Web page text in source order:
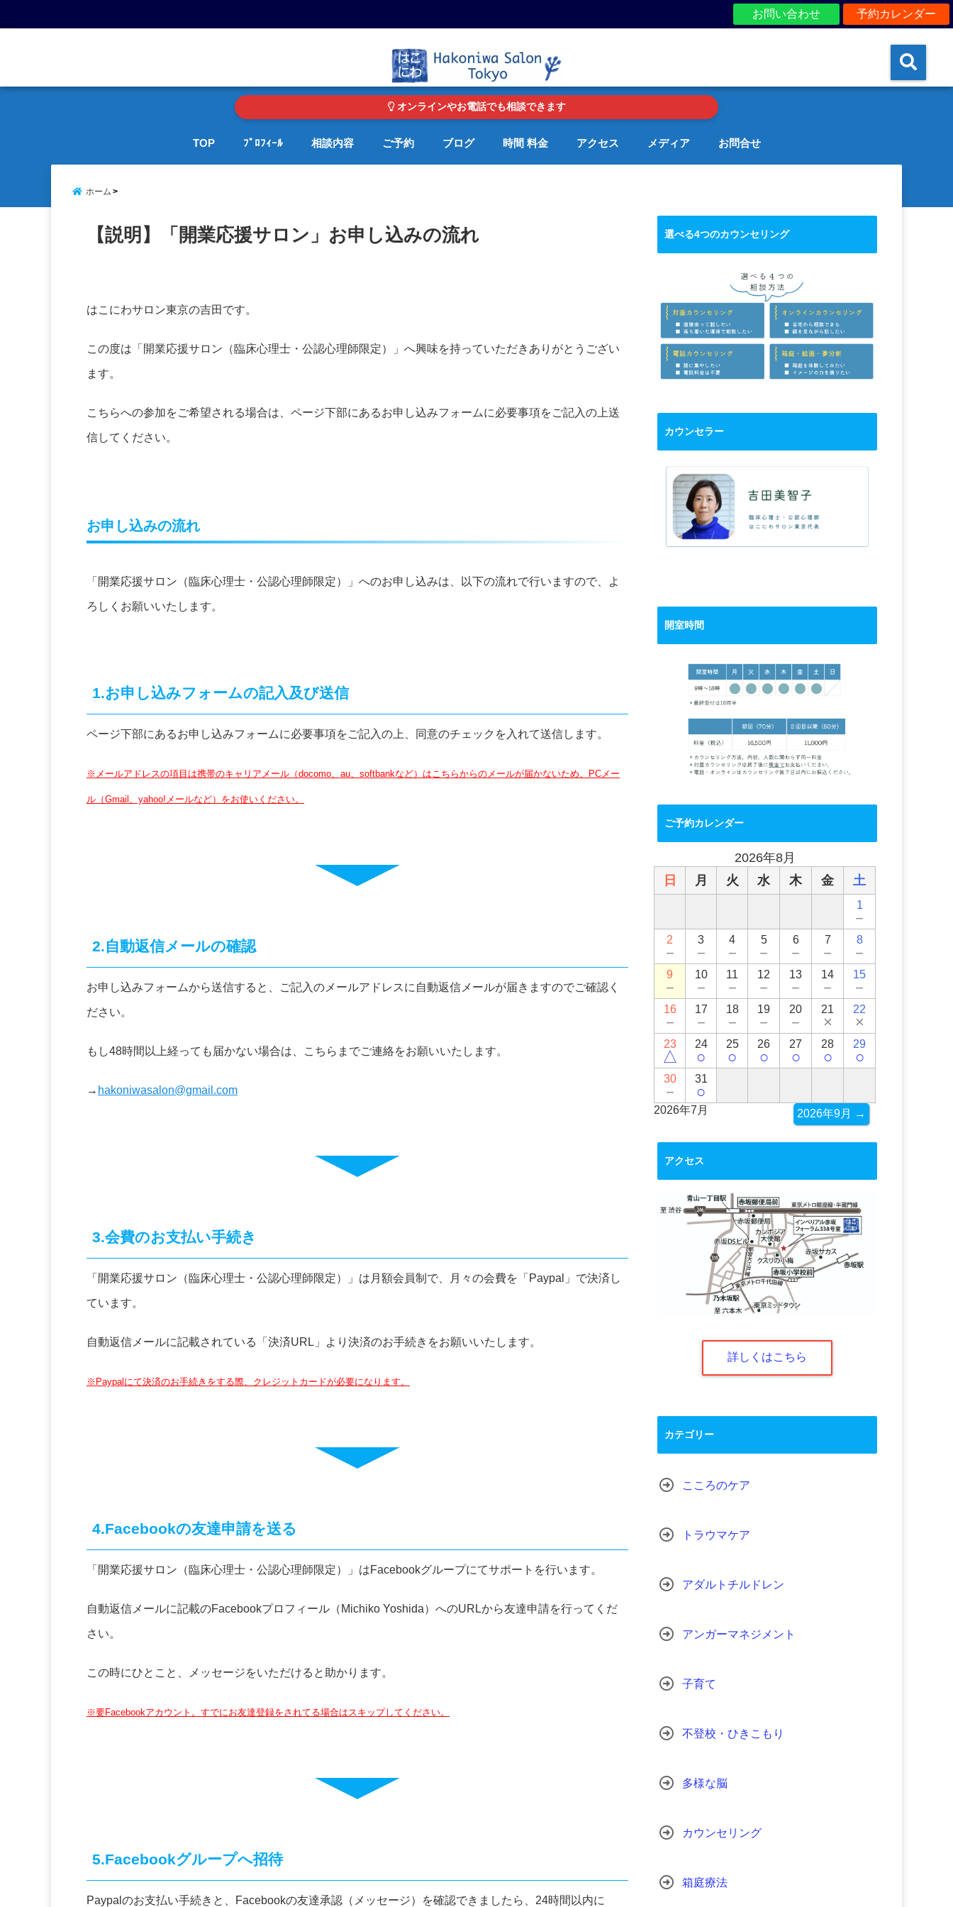
予約カレンダー
お問い合わせ
オンラインやお電話でも相談できます
TOP ﾌﾟﾛﾌｨｰﾙ 相談内容 ご予約 ブログ 時間 料金 アクセス メディア お問合せ
ホーム
【説明】「開業応援サロン」お申し込みの流れ
はこにわサロン東京の吉田です。
この度は「開業応援サロン（臨床心理士・公認心理師限定）」へ興味を持っていただきありがとうござい
ます。
こちらへの参加をご希望される場合は、ページ下部にあるお申し込みフォームに必要事項をご記入の上送
信してください。
お申し込みの流れ
「開業応援サロン（臨床心理士・公認心理師限定）」へのお申し込みは、以下の流れで行いますので、よ
ろしくお願いいたします。
1.お申し込みフォームの記入及び送信
ページ下部にあるお申し込みフォームに必要事項をご記入の上、同意のチェックを入れて送信します。
※メールアドレスの項目は携帯のキャリアメール（docomo、au、softbankなど）はこちらからのメールが届かないため、PCメー
ル（Gmail、yahoo!メールなど）をお使いください。
2.自動返信メールの確認
お申し込みフォームから送信すると、ご記入のメールアドレスに自動返信メールが届きますのでご確認く
ださい。
もし48時間以上経っても届かない場合は、こちらまでご連絡をお願いいたします。
→ hakoniwasalon@gmail.com
3.会費のお支払い手続き
「開業応援サロン（臨床心理士・公認心理師限定）」は月額会員制で、月々の会費を「Paypal」で決済し
ています。
自動返信メールに記載されている「決済URL」より決済のお手続きをお願いいたします。
※Paypalにて決済のお手続きをする際、クレジットカードが必要になります。
4.Facebookの友達申請を送る
「開業応援サロン（臨床心理士・公認心理師限定）」はFacebookグループにてサポートを行います。
自動返信メールに記載のFacebookプロフィール（Michiko Yoshida）へのURLから友達申請を行ってくだ
さい。
この時にひとこと、メッセージをいただけると助かります。
※要Facebookアカウント。すでにお友達登録をされてる場合はスキップしてください。
5.Facebookグループへ招待
Paypalのお支払い手続きと、Facebookの友達承認（メッセージ）を確認できましたら、24時間以内に
選べる4つのカウンセリング
カウンセラー
開室時間
ご予約カレンダー
2026年8月
日
月 火 水 木 金 土
1
－
2
－
3
－
4
－
5
－
6
－
7
－
8
－
9
－
10
－
11
－
12
－
13
－
14
－
15
－
16
－
17
－
18
－
19
－
20
－
21
×
22
×
23
△
24
○
25
○
26
○
27
○
28
○
29
○
30
－
31
○
2026年7月 2026年9月 →
アクセス
詳しくはこちら
カテゴリー
こころのケア
トラウマケア
アダルトチルドレン
アンガーマネジメント
子育て
不登校・ひきこもり
多様な脳
カウンセリング
箱庭療法